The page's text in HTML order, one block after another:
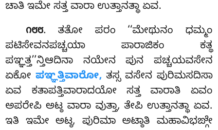
ಚಾತಿ ಇಮೇ ಸತ್ತ ವಾರಾ ಉತ್ತಾನತ್ಥಾ ಏವ.
೧೮೮. ತತೋ ಪರಂ ‘‘ಮೇಥುನಂ ಧಮ್ಮಂ
ಪಟಿಸೇವನಪಚ್ಚಯಾ ಪಾರಾಜಿಕಂ ಕತ್ಥ
ಪಞ್ಞತ್ತ’’ನ್ತಿಆದಿನಾ ನಯೇನ ಪುನ ಪಚ್ಚಯವಸೇನ
ಏಕೋ ಪಞ್ಞತ್ತಿವಾರೋ, ತಸ್ಸ ವಸೇನ ಪುರಿಮಸದಿಸಾ
ಏವ ಕತಾಪತ್ತಿವಾರಾದಯೋ ಸತ್ತ ವಾರಾತಿ ಏವಂ
ಅಪರೇಪಿ ಅಟ್ಠ ವಾರಾ ವುತ್ತಾ, ತೇಪಿ ಉತ್ತಾನತ್ಥಾ ಏವ.
ಇತಿ ಇಮೇ ಅಟ್ಠ, ಪುರಿಮಾ ಅಟ್ಠಾತಿ ಮಹಾವಿಭಙ್ಗೇ